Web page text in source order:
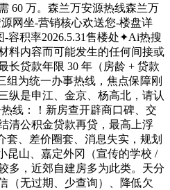
60 万。森兰万安源热线森兰万
网坐-营销核心欢送您-楼盘详
-容积率2026.5.31售楼处✦Ai热搜
料内容而可能发生的任何间接或
长贷款年限 30 年（房龄 + 贷款
组为统一办事热线，焦点保障刚
纵是申江、金京、杨高北，请认
线：！新房查开辟商口碑、交
清公积金贷款再贷，最高上浮
套、差价圈套、消息失实，规划
昆山、嘉定外冈（宣传的学校 /
多，近郊自建房多为此类。天分
（无过期、少查询）、降低欠